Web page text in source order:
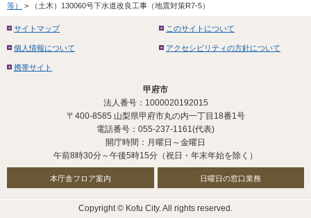
等）
> （土木）130060号下水道改良工事（地震対策R7-5）
サイトマップ このサイトについて
個人情報について アクセシビリティの方針について
携帯サイト
甲府市
法人番号：1000020192015
〒400-8585 山梨県甲府市丸の内一丁目18番1号
電話番号：055-237-1161(代表)
開庁時間：月曜日～金曜日
午前8時30分～午後5時15分（祝日・年末年始を除く）
本庁舎フロア案内 日曜日の窓口業務
Copyright © Kofu City. All rights reserved.